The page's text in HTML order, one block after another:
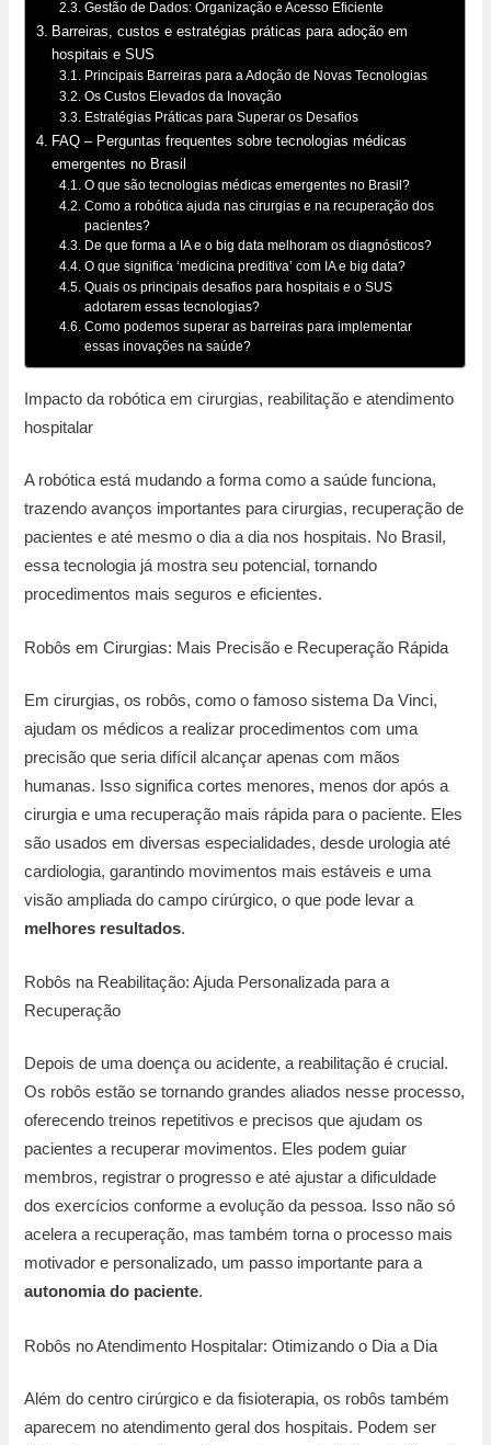
Gestão de Dados: Organização e Acesso Eficiente
Barreiras, custos e estratégias práticas para adoção em
hospitais e SUS
Principais Barreiras para a Adoção de Novas Tecnologias
Os Custos Elevados da Inovação
Estratégias Práticas para Superar os Desafios
FAQ – Perguntas frequentes sobre tecnologias médicas
emergentes no Brasil
O que são tecnologias médicas emergentes no Brasil?
Como a robótica ajuda nas cirurgias e na recuperação dos
pacientes?
De que forma a IA e o big data melhoram os diagnósticos?
O que significa ‘medicina preditiva’ com IA e big data?
Quais os principais desafios para hospitais e o SUS
adotarem essas tecnologias?
Como podemos superar as barreiras para implementar
essas inovações na saúde?
Impacto da robótica em cirurgias, reabilitação e atendimento
hospitalar
A robótica está mudando a forma como a saúde funciona,
trazendo avanços importantes para cirurgias, recuperação de
pacientes e até mesmo o dia a dia nos hospitais. No Brasil,
essa tecnologia já mostra seu potencial, tornando
procedimentos mais seguros e eficientes.
Robôs em Cirurgias: Mais Precisão e Recuperação Rápida
Em cirurgias, os robôs, como o famoso sistema Da Vinci,
ajudam os médicos a realizar procedimentos com uma
precisão que seria difícil alcançar apenas com mãos
humanas. Isso significa cortes menores, menos dor após a
cirurgia e uma recuperação mais rápida para o paciente. Eles
são usados em diversas especialidades, desde urologia até
cardiologia, garantindo movimentos mais estáveis e uma
visão ampliada do campo cirúrgico, o que pode levar a
melhores resultados.
Robôs na Reabilitação: Ajuda Personalizada para a
Recuperação
Depois de uma doença ou acidente, a reabilitação é crucial.
Os robôs estão se tornando grandes aliados nesse processo,
oferecendo treinos repetitivos e precisos que ajudam os
pacientes a recuperar movimentos. Eles podem guiar
membros, registrar o progresso e até ajustar a dificuldade
dos exercícios conforme a evolução da pessoa. Isso não só
acelera a recuperação, mas também torna o processo mais
motivador e personalizado, um passo importante para a
autonomia do paciente.
Robôs no Atendimento Hospitalar: Otimizando o Dia a Dia
Além do centro cirúrgico e da fisioterapia, os robôs também
aparecem no atendimento geral dos hospitais. Podem ser